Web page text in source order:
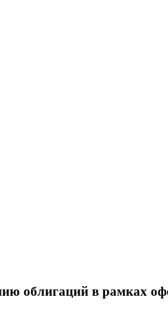
облигаций в рамках